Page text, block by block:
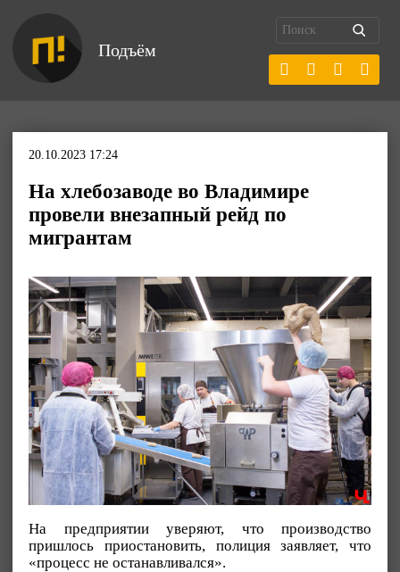
Подъём
20.10.2023 17:24
На хлебозаводе во Владимире
провели внезапный рейд по
мигрантам
На предприятии уверяют, что производство
пришлось приостановить, полиция заявляет, что
«процесс не останавливался».